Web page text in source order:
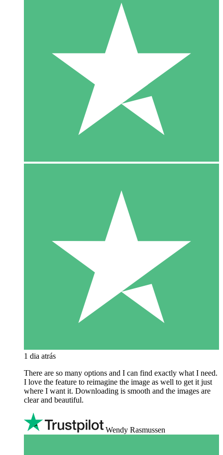
1 dia atrás
There are so many options and I can find exactly what I need.
I love the feature to reimagine the image as well to get it just
where I want it. Downloading is smooth and the images are
clear and beautiful.
Wendy Rasmussen